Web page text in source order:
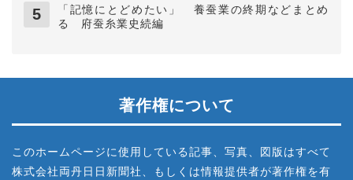
「記憶にとどめたい」 養蚕業の終期などまとめ
る 府蚕糸業史続編
著作権について
このホームページに使用している記事、写真、図版はすべて
株式会社両丹日日新聞社、もしくは情報提供者が著作権を有